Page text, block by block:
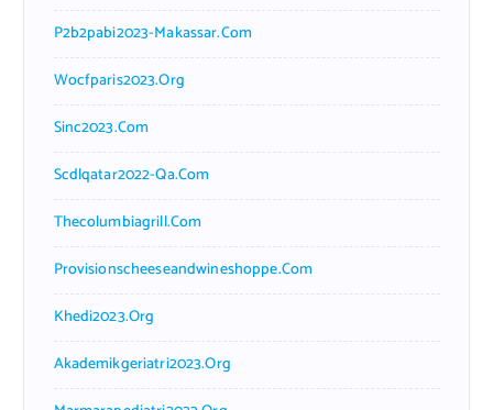
P2b2pabi2023-Makassar.com
Wocfparis2023.org
Sinc2023.com
Scdlqatar2022-Qa.com
Thecolumbiagrill.com
Provisionscheeseandwineshoppe.com
Khedi2023.org
Akademikgeriatri2023.org